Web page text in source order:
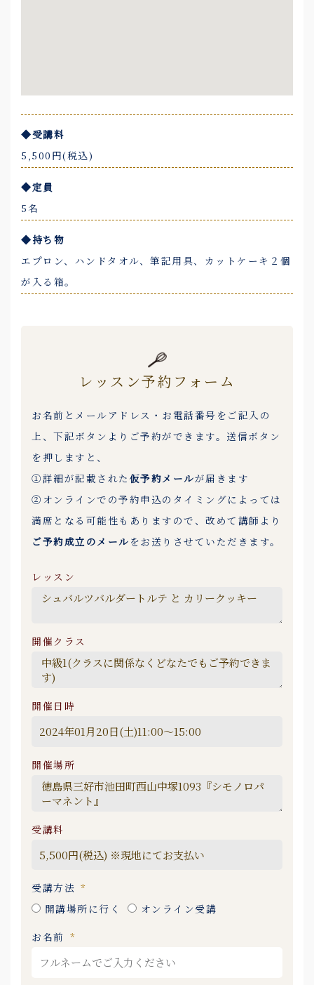
◆受講料
5,500円(税込)
◆定員
5名
◆持ち物
エプロン、ハンドタオル、筆記用具、カットケーキ２個
が入る箱。
レッスン予約フォーム
お名前とメールアドレス・お電話番号をご記入の
上、下記ボタンよりご予約ができます。送信ボタン
を押しますと、
①詳細が記載された 仮予約メールが届きます
②オンラインでの予約申込のタイミングによっては
満席となる可能性もありますので、改めて講師より
ご予約成立のメール をお送りさせていただきます。
レッスン
開催クラス
開催日時
開催場所
受講料
受講方法
開講場所に行く
オンライン受講
お名前